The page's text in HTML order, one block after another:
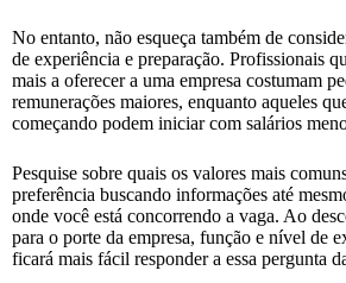
No entanto, não esqueça também de
de experiência e preparação. Profissionais
mais a oferecer a uma empresa costumam
remunerações maiores, enquanto aqueles
começando podem iniciar com salários
Pesquise sobre quais os valores mais
preferência buscando informações até
onde você está concorrendo a vaga. Ao
para o porte da empresa, função e nível de
ficará mais fácil responder a essa pergunta